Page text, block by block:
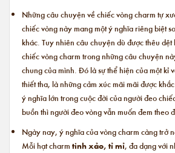
Những câu chuyện về chiếc vòng charm tự
chiếc vòng này mang một ý nghĩa riêng biệt
khác. Tuy nhiên câu chuyện dù được thêu
chiếc vòng charm trong những câu chuyện
chung của mình. Đó là sự thể hiện của một kỉ
thiết tha, là những cảm xúc mãi mãi được
ý nghĩa lớn trong cuộc đời của người đeo
buồn thì người đeo vòng vẫn muốn đem theo
Ngày nay, ý nghĩa của vòng charm càng trở
Mỗi hạt charm tinh xảo, tỉ mỉ, đa dạng với